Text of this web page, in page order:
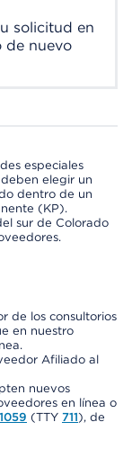
solicitud en
de nuevo
especiales
elegir un
dentro de un
(KP).
sur de Colorado
de los consultorios
en nuestro
Afiliado al
nuevos
en línea o
(TTY 711), de